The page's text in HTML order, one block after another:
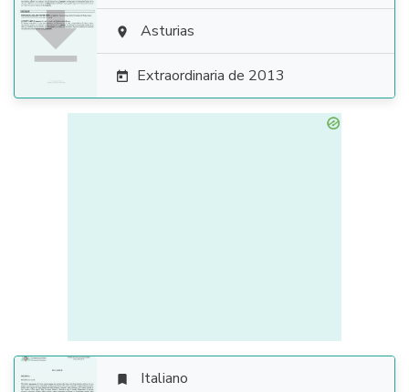
  Asturias
 Extraordinaria de 2013
 Italiano